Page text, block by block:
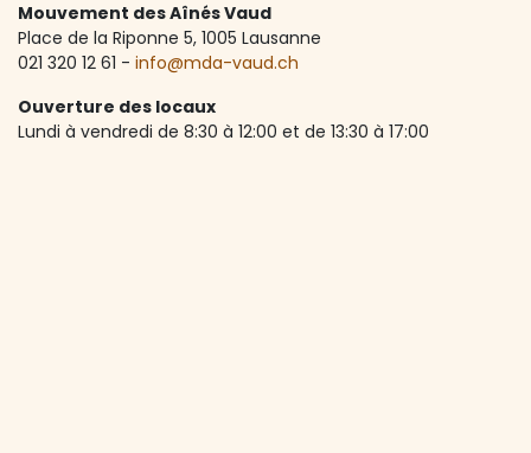
Mouvement des Aînés Vaud
Place de la Riponne 5, ​1005 Lausanne
021 320 12 61 - info@mda-vaud.ch
Ouverture des locaux
Lundi à vendredi de 8:30 à 12:00 et de 13:30 à 17:00